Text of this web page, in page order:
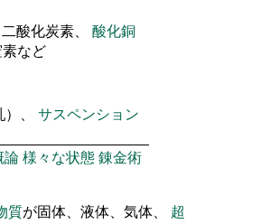
酸化炭素、 酸化銅
など
）、 サスペンション
論様々な状態錬金術
質が固体、液体、気体、 超